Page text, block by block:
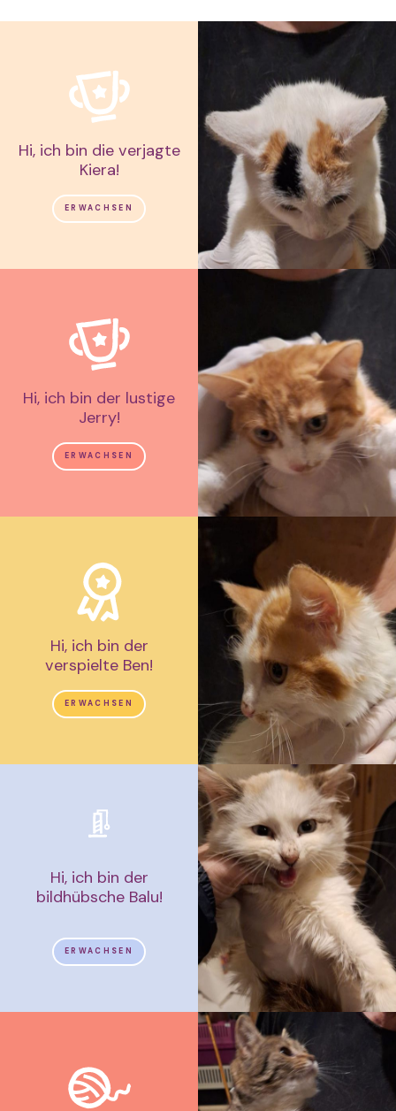
Hi, ich bin die verjagte
Kiera!
ERWACHSEN
Hi, ich bin der lustige
Jerry!
ERWACHSEN
Hi, ich bin der
verspielte Ben!
ERWACHSEN
Hi, ich bin der
bildhübsche Balu!
ERWACHSEN